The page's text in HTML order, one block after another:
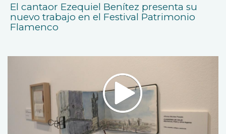
El cantaor Ezequiel Benítez presenta su
nuevo trabajo en el Festival Patrimonio
Flamenco